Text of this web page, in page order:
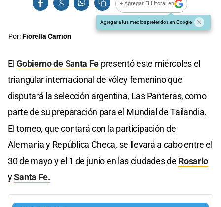
+ Agregar El Litoral en
Agregar a tus medios preferidos en Google
Por:Fiorella Carrión
ElGobierno de Santa Fe presentó este miércoles el
triangular internacional de vóley femenino que
disputará la selección argentina, Las Panteras, como
parte de su preparación para el Mundial de Tailandia.
El torneo, que contará con la participación de
Alemania y República Checa, se llevará a cabo entre el
30 de mayo y el 1 de junio en las ciudades de Rosario
ySanta Fe.